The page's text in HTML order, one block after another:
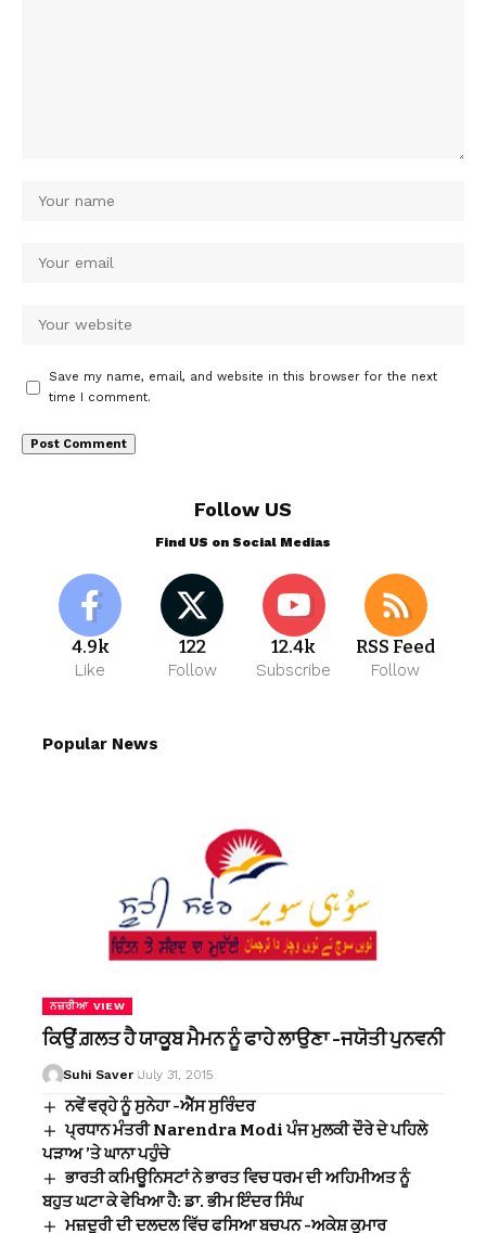
Save my name, email, and website in this browser for the next
time I comment.
Follow US
Find US on Social Medias
4.9k
Like
122
Follow
12.4k
Subscribe
RSS Feed
Follow
Popular News
ਨਜ਼ਰੀਆ VIEW
ਕਿਉਂ ਗ਼ਲਤ ਹੈ ਯਾਕੂਬ ਮੈਮਨ ਨੂੰ ਫਾਹੇ ਲਾਉਣਾ -ਜਯੋਤੀ ਪੁਨਵਨੀ
Suhi Saver July 31, 2015
ਨਵੇਂ ਵਰ੍ਹੇ ਨੂੰ ਸੁਨੇਹਾ -ਐੱਸ ਸੁਰਿੰਦਰ
ਪ੍ਰਧਾਨ ਮੰਤਰੀ Narendra Modi ਪੰਜ ਮੁਲਕੀ ਦੌਰੇ ਦੇ ਪਹਿਲੇ
ਪੜਾਅ ’ਤੇ ਘਾਨਾ ਪਹੁੰਚੇ
ਭਾਰਤੀ ਕਮਿਊਨਿਸਟਾਂ ਨੇ ਭਾਰਤ ਵਿਚ ਧਰਮ ਦੀ ਅਹਿਮੀਅਤ ਨੂੰ
ਬਹੁਤ ਘਟਾ ਕੇ ਵੇਖਿਆ ਹੈ: ਡਾ. ਭੀਮ ਇੰਦਰ ਸਿੰਘ
ਮਜ਼ਦੂਰੀ ਦੀ ਦਲਦਲ ਵਿੱਚ ਫਸਿਆ ਬਚਪਨ -ਅਕੇਸ਼ ਕੁਮਾਰ